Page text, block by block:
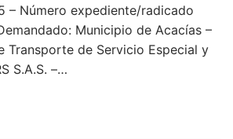
– Número expediente/radicado
Municipio de Acacías –
Transporte de Servicio Especial y
S.A.S. –…